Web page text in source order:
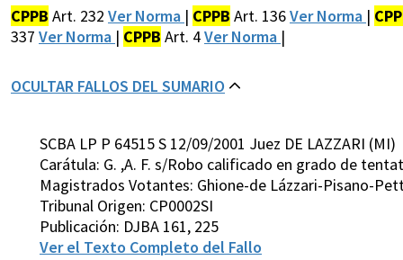
CPPB Art. 232 Ver Norma | CPPB Art. 136Ver Norma |
337 Ver Norma | CPPB Art. 4Ver Norma |
OCULTAR FALLOS DEL SUMARIO
SCBA LP P 64515 S 12/09/2001 Juez DE LAZZARI (MI)
Carátula: G. ,A. F. s/Robo calificado en grado de
Magistrados Votantes: Ghione-de Lázzari-Pisano-
Tribunal Origen: CP0002SI
Publicación: DJBA 161, 225
Ver el Texto Completo del Fallo